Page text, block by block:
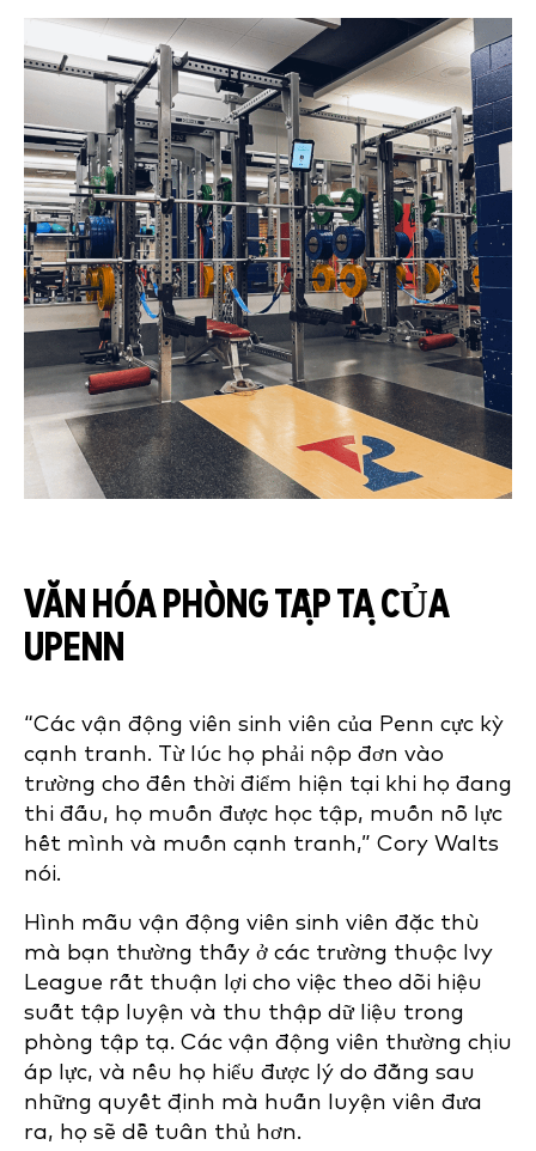
VĂN HÓA PHÒNG TẬP TẠ CỦA
UPENN
“Các vận động viên sinh viên của Penn cực kỳ
cạnh tranh. Từ lúc họ phải nộp đơn vào
trường cho đến thời điểm hiện tại khi họ đang
thi đấu, họ muốn được học tập, muốn nỗ lực
hết mình và muốn cạnh tranh,” Cory Walts
nói.
Hình mẫu vận động viên sinh viên đặc thù
mà bạn thường thấy ở các trường thuộc Ivy
League rất thuận lợi cho việc theo dõi hiệu
suất tập luyện và thu thập dữ liệu trong
phòng tập tạ. Các vận động viên thường chịu
áp lực, và nếu họ hiểu được lý do đằng sau
những quyết định mà huấn luyện viên đưa
ra, họ sẽ dễ tuân thủ hơn.